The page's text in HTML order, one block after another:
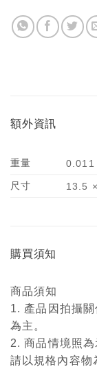
額外資訊
重量
0.011
尺寸
13.5
購買須知
商品須知
1. 產品因拍攝
為主。
2. 商品情境照為
請以規格內容物